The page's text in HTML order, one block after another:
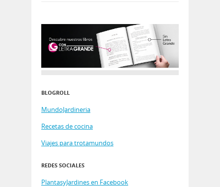
BLOGROLL
MundoJardineria
Recetas de cocina
Viajes para trotamundos
REDES SOCIALES
PlantasyJardines en Facebook